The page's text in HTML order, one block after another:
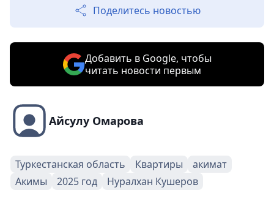
Поделитесь новостью
Добавить в Google, чтобы
читать новости первым
Айсулу Омарова
Туркестанская область Квартиры
акимат
Акимы
2025 год Нуралхан Кушеров